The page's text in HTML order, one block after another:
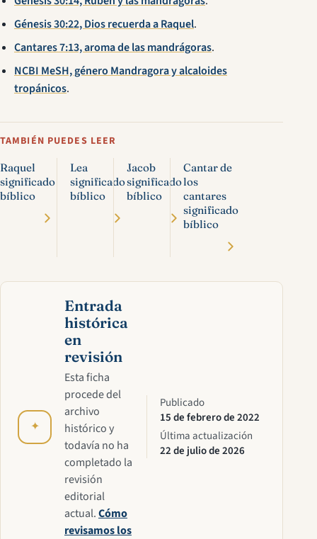
Génesis 30:22, Dios recuerda a Raquel.
Cantares 7:13, aroma de las mandrágoras.
NCBI MeSH, género Mandragora y alcaloides
tropánicos.
TAMBIÉN PUEDES LEER
Raquel
significado
bíblico
Lea
significado
bíblico
Jacob
significado
bíblico
Cantar de
los
cantares
significado
bíblico
✦
Entrada
histórica
en
revisión
Esta ficha
procede del
archivo
histórico y
todavía no ha
completado la
revisión
editorial
actual.Cómo
revisamos los
Publicado
15 de febrero de 2022
Última actualización
22 de julio de 2026